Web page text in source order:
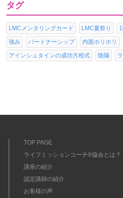
タグ
LMCメンタリングカード LMC夏祭り
強み
パートナーシップ
内面ホリホリ
アインシュタインの成功方程式
陰陽
TOP PAGE
ライフミッションコーチ®協会とは？
講座の紹介
認定講師の紹介
お客様の声